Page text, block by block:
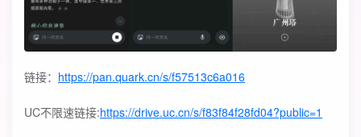
链接： https://pan.quark.cn/s/f57513c6a016
UC不限速链接:https://drive.uc.cn/s/f83f84f28fd04?public=1